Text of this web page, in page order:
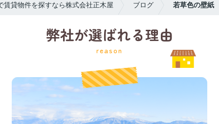
賃貸物件を探すなら株式会社正木屋 ブログ 若草色の壁紙
弊社が選ばれる理由
reason